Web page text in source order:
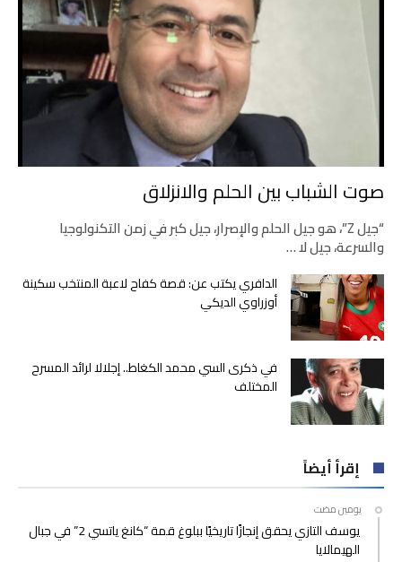
صوت الشباب بين الحلم والانزلاق
“جيل Z”، هو جيل الحلم والإصرار، جيل كبر في زمن التكنولوجيا
والسرعة، جيل لا …
الدافري يكتب عن: قصة كفاح لاعبة المنتخب سكينة
أوزراوي الديكي
في ذكرى السي محمد الكغاط.. إجلالا لرائد المسرح
المختلف
إقرأ أيضاً
‫‫‫‏‫يومين مضت‬
يوسف التازي يحقق إنجازًا تاريخيًا ببلوغ قمة “كانغ ياتسي 2” في جبال
الهيمالايا